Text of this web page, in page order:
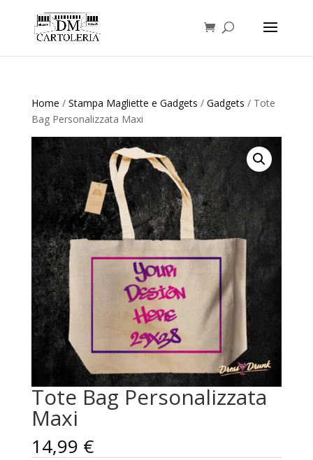
Home / Stampa Magliette e Gadgets / Gadgets / Tote
Bag Personalizzata Maxi
Tote Bag Personalizzata
Maxi
14,99 €